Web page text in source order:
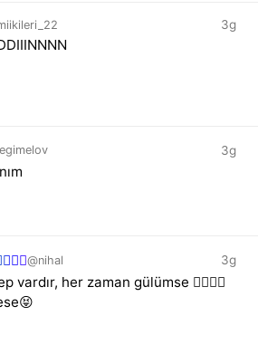
3g
3g
@nihal 3g
vardır, her zaman gülümse 🤸🏻‍♀️✨